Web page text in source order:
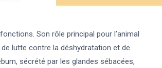
Son rôle principal pour l’animal
lutte contre la déshydratation et de
sécrété par les glandes sébacées,